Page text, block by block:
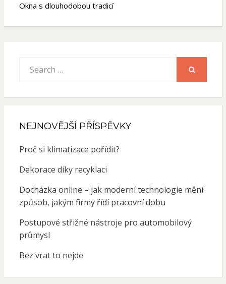
Okna s dlouhodobou tradicí
for:
NEJNOVĚJŠÍ PŘÍSPĚVKY
Proč si klimatizace pořídit?
Dekorace díky recyklaci
Docházka online – jak moderní technologie mění
způsob, jakým firmy řídí pracovní dobu
Postupové střižné nástroje pro automobilový
průmysl
Bez vrat to nejde